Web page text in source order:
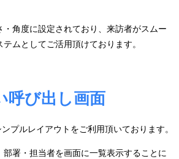
角度に設定されており、来訪者がスムー
ムとしてご活用頂けております。
呼び出し画面
プルレイアウトをご利用頂いております。
部署・担当者を画面に一覧表示することに